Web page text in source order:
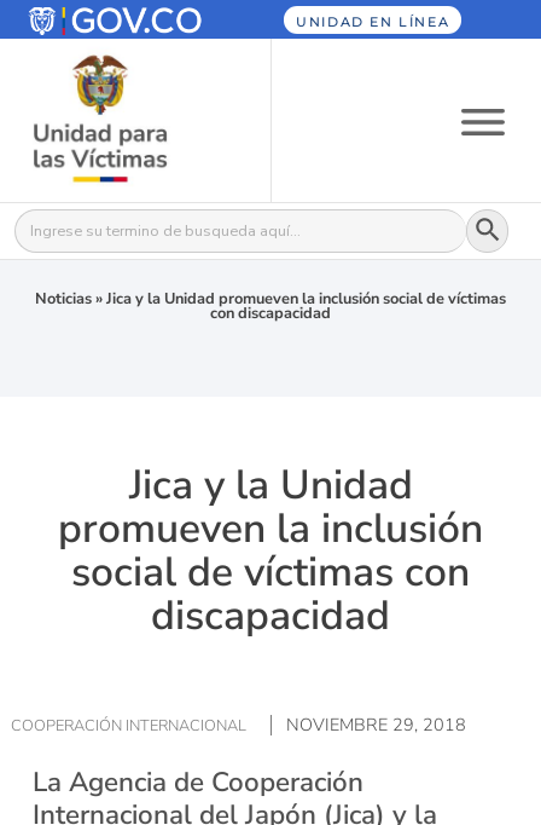
UNIDAD EN LÍNEA
Buscar: Botón
Noticias»Jica y la Unidad promueven la inclusión social de víctimas
con discapacidad
Jica y la Unidad
promueven la inclusión
social de víctimas con
discapacidad
COOPERACIÓN INTERNACIONAL NOVIEMBRE 29, 2018
La Agencia de Cooperación
Internacional del Japón (Jica) y la